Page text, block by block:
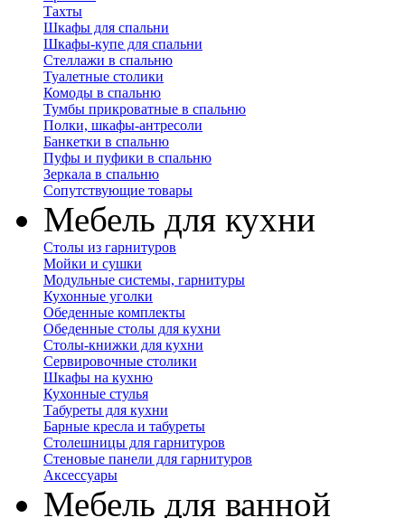
Тахты
Шкафы для спальни
Шкафы-купе для спальни
Стеллажи в спальню
Туалетные столики
Комоды в спальню
Тумбы прикроватные в спальню
Полки, шкафы-антресоли
Банкетки в спальню
Пуфы и пуфики в спальню
Зеркала в спальню
Сопутствующие товары
Мебель для кухни
Столы из гарнитуров
Мойки и сушки
Модульные системы, гарнитуры
Кухонные уголки
Обеденные комплекты
Обеденные столы для кухни
Столы-книжки для кухни
Сервировочные столики
Шкафы на кухню
Кухонные стулья
Табуреты для кухни
Барные кресла и табуреты
Столешницы для гарнитуров
Стеновые панели для гарнитуров
Аксессуары
Мебель для ванной